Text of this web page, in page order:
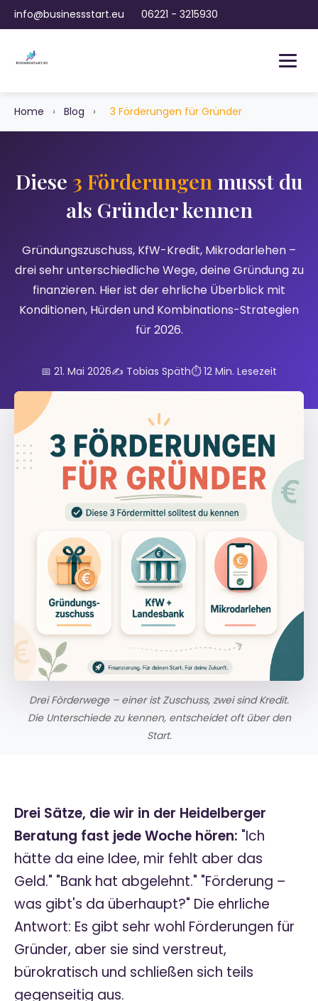
info@businessstart.eu 06221 - 3215930
Home › Blog › 3 Förderungen für Gründer
Diese 3 Förderungen musst du
als Gründer kennen
Gründungszuschuss, KfW-Kredit, Mikrodarlehen –
drei sehr unterschiedliche Wege, deine Gründung zu
finanzieren. Hier ist der ehrliche Überblick mit
Konditionen, Hürden und Kombinations-Strategien
für 2026.
📅 21. Mai 2026✍️ Tobias Späth⏱️ 12 Min. Lesezeit
Drei Förderwege – einer ist Zuschuss, zwei sind Kredit.
Die Unterschiede zu kennen, entscheidet oft über den
Start.
Drei Sätze, die wir in der Heidelberger
Beratung fast jede Woche hören: "Ich
hätte da eine Idee, mir fehlt aber das
Geld." "Bank hat abgelehnt." "Förderung –
was gibt's da überhaupt?" Die ehrliche
Antwort: Es gibt sehr wohl Förderungen für
Gründer, aber sie sind verstreut,
bürokratisch und schließen sich teils
gegenseitig aus.